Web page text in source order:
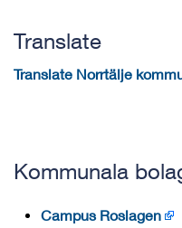
Translate
Translate Norrtälje
Kommunala
Campus Roslagen